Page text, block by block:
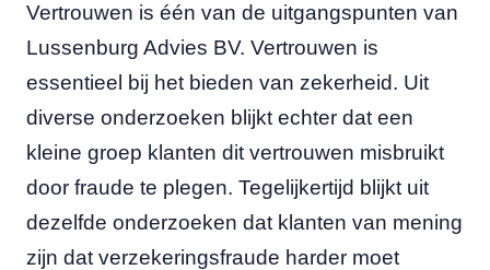
Vertrouwen is één van de uitgangspunten van
Lussenburg Advies BV. Vertrouwen is
essentieel bij het bieden van zekerheid. Uit
diverse onderzoeken blijkt echter dat een
kleine groep klanten dit vertrouwen misbruikt
door fraude te plegen. Tegelijkertijd blijkt uit
dezelfde onderzoeken dat klanten van mening
zijn dat verzekeringsfraude harder moet